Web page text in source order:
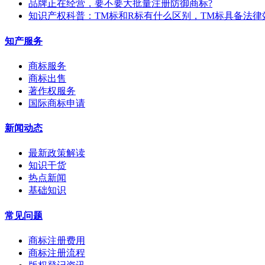
​品牌正在经营，要不要大批量注册防御商标?
知识产权科普：TM标和R标有什么区别，TM标具备法律
知产服务
商标服务
商标出售
著作权服务
国际商标申请
新闻动态
最新政策解读
知识干货
热点新闻
基础知识
常见问题
商标注册费用
商标注册流程